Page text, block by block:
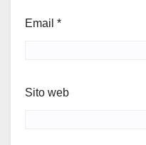
Email *
Sito web